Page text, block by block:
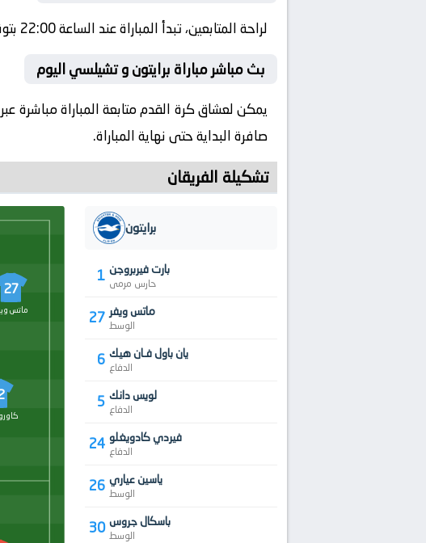
لراحة المتابعين، تبدأ المباراة عند الساعة 22:00 بتوقيت السعودية، مع إمكانية ضبط التنبيهات لمتابعة كل لحظة من المباراة مباشرة.
بث مباشر مباراة برايتون و تشيلسي اليوم
يمكن لعشاق كرة القدم متابعة المباراة مباشرة
صافرة البداية حتى نهاية المباراة.
تشكيلة الفريقان
27
ماتس
برايتون
1 بارت فيربروجن
حارس مرمى
27 ماتس ويفر
الوسط
6 يان باول فـان هيك
الدفاع
5 لويس دانك
الدفاع
24 فيردي كادويغلو
الدفاع
26 ياسين عياري
الوسط
30 باسكال جروس
الوسط